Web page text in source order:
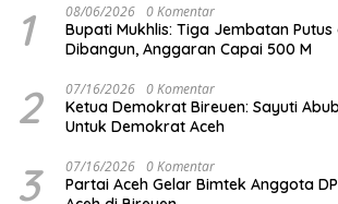
1 08/06/2026 0 Komentar
Bupati Mukhlis: Tiga Jembatan
Dibangun, Anggaran Capai 500 M
2 07/16/2026 0 Komentar
Ketua Demokrat Bireuen: Sayuti
Untuk Demokrat Aceh
3 07/16/2026 0 Komentar
Partai Aceh Gelar Bimtek Anggota